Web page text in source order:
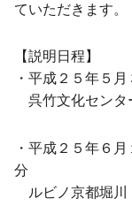
ていただきます。
【説明日程】
・平成２５年５
呉竹文化センタ
・平成２５年６
分
ルビノ京都堀川